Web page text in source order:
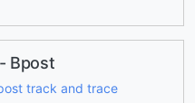
Bpost
track and trace